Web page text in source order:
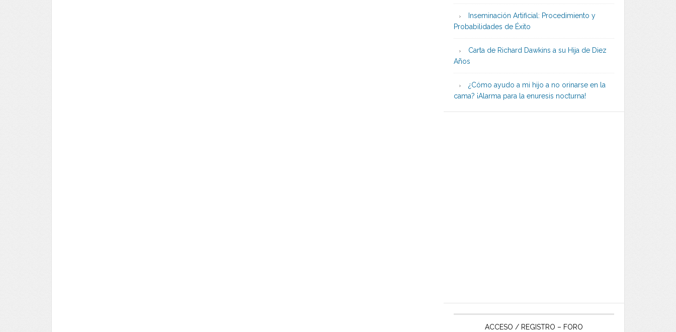
Inseminación Artificial: Procedimiento y
Probabilidades de Éxito
Carta de Richard Dawkins a su Hija de Diez
Años
¿Cómo ayudo a mi hijo a no orinarse en la
cama? ¡Alarma para la enuresis nocturna!
ACCESO / REGISTRO – FORO